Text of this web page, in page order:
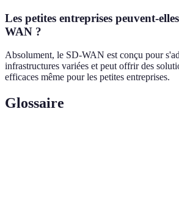
Les petites entreprises peuvent-
WAN ?
Absolument, le SD-WAN est conçu pour
infrastructures variées et peut offrir des
efficaces même pour les petites entreprises.
Glossaire